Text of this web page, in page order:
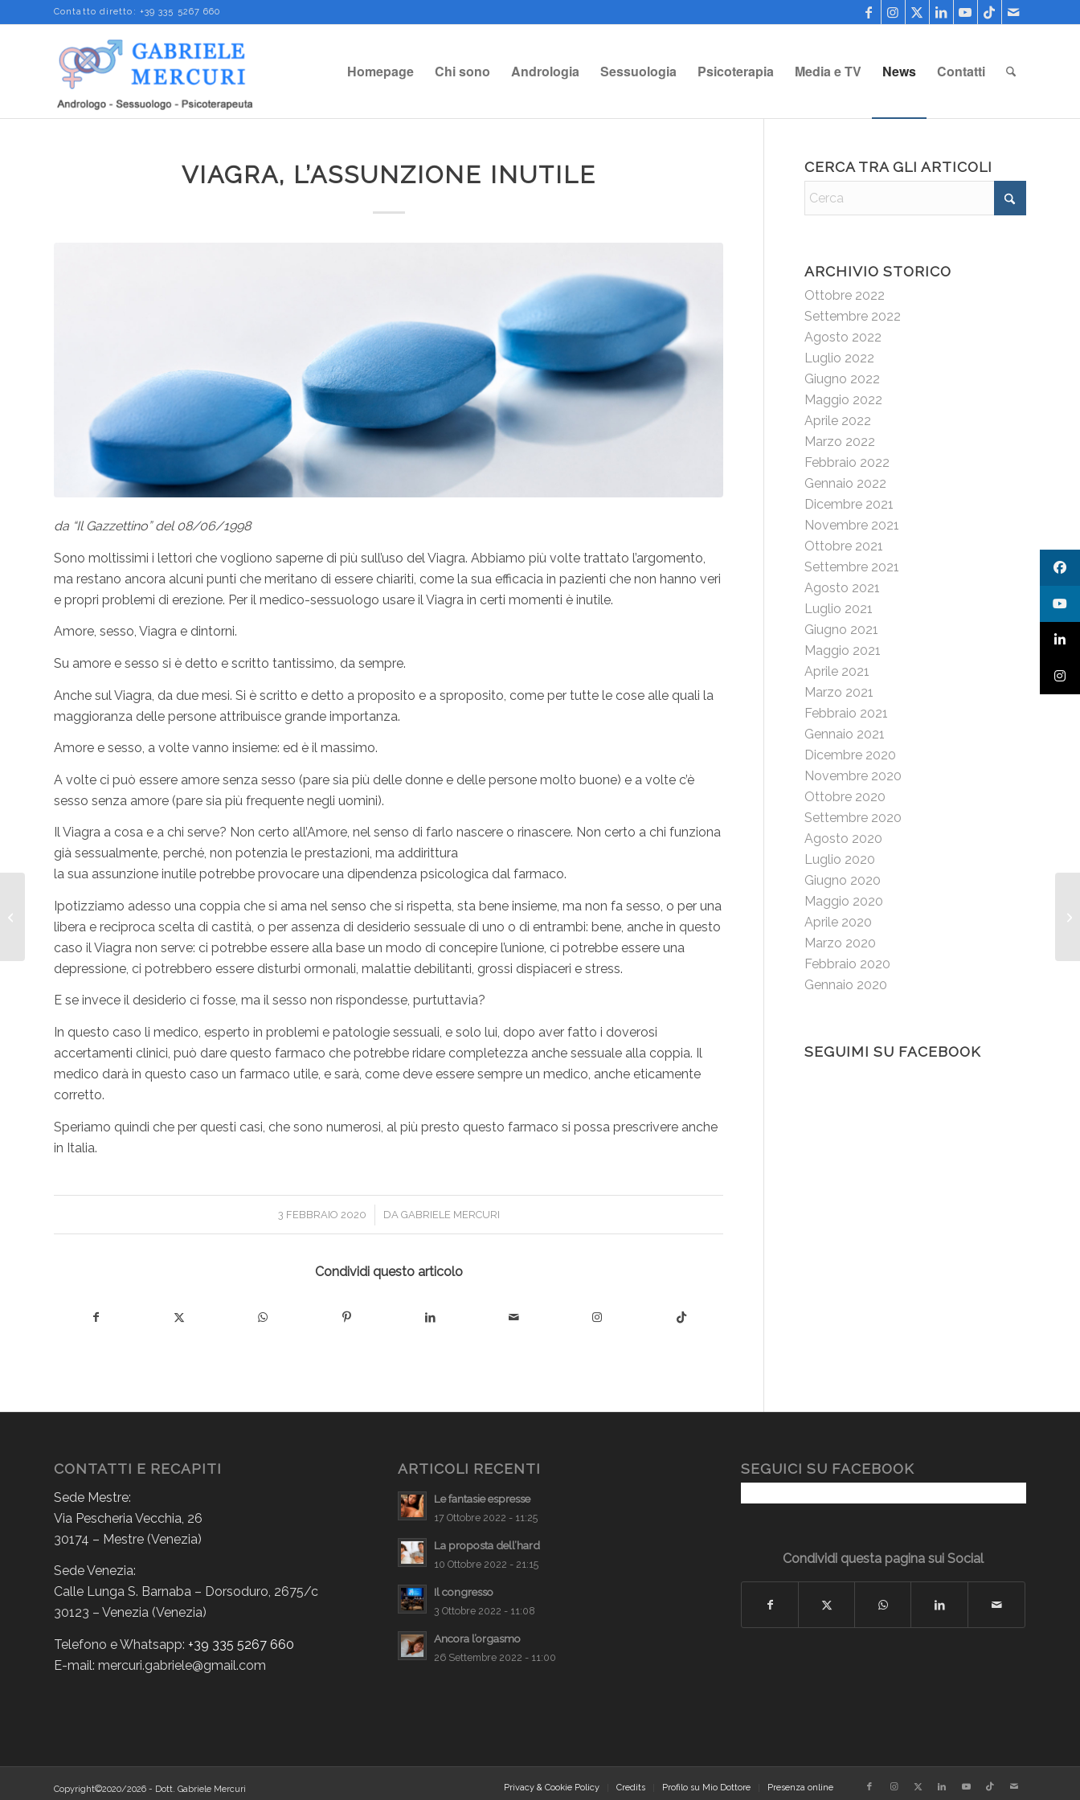
Contatto diretto: +39 335 5267 660
Homepage Chi sono Andrologia Sessuologia Psicoterapia Media e TV News Contatti
VIAGRA, L’ASSUNZIONE INUTILE
da “Il Gazzettino” del 08/06/1998
Sono moltissimi i lettori che vogliono saperne di più sull’uso del Viagra. Abbiamo più volte trattato l’argomento,
ma restano ancora alcuni punti che meritano di essere chiariti, come la sua efficacia in pazienti che non hanno veri
e propri problemi di erezione. Per il medico-sessuologo usare il Viagra in certi momenti è inutile.
Amore, sesso, Viagra e dintorni.
Su amore e sesso si è detto e scritto tantissimo, da sempre.
Anche sul Viagra, da due mesi. Si è scritto e detto a proposito e a sproposito, come per tutte le cose alle quali la
maggioranza delle persone attribuisce grande importanza.
Amore e sesso, a volte vanno insieme: ed è il massimo.
A volte ci può essere amore senza sesso (pare sia più delle donne e delle persone molto buone) e a volte c’è
sesso senza amore (pare sia più frequente negli uomini).
Il Viagra a cosa e a chi serve? Non certo all’Amore, nel senso di farlo nascere o rinascere. Non certo a chi funziona
già sessualmente, perché, non potenzia le prestazioni, ma addirittura
la sua assunzione inutile potrebbe provocare una dipendenza psicologica dal farmaco.
Ipotizziamo adesso una coppia che si ama nel senso che si rispetta, sta bene insieme, ma non fa sesso, o per una
libera e reciproca scelta di castità, o per assenza di desiderio sessuale di uno o di entrambi: bene, anche in questo
caso il Viagra non serve: ci potrebbe essere alla base un modo di concepire l’unione, ci potrebbe essere una
depressione, ci potrebbero essere disturbi ormonali, malattie debilitanti, grossi dispiaceri e stress.
E se invece il desiderio ci fosse, ma il sesso non rispondesse, purtuttavia?
In questo caso li medico, esperto in problemi e patologie sessuali, e solo lui, dopo aver fatto i doverosi
accertamenti clinici, può dare questo farmaco che potrebbe ridare completezza anche sessuale alla coppia. Il
medico darà in questo caso un farmaco utile, e sarà, come deve essere sempre un medico, anche eticamente
corretto.
Speriamo quindi che per questi casi, che sono numerosi, al più presto questo farmaco si possa prescrivere anche
in Italia.
3 FEBBRAIO 2020
/ DA GABRIELE MERCURI
Condividi questo articolo
CERCA TRA GLI ARTICOLI
ARCHIVIO STORICO
Ottobre 2022
Settembre 2022
Agosto 2022
Luglio 2022
Giugno 2022
Maggio 2022
Aprile 2022
Marzo 2022
Febbraio 2022
Gennaio 2022
Dicembre 2021
Novembre 2021
Ottobre 2021
Settembre 2021
Agosto 2021
Luglio 2021
Giugno 2021
Maggio 2021
Aprile 2021
Marzo 2021
Febbraio 2021
Gennaio 2021
Dicembre 2020
Novembre 2020
Ottobre 2020
Settembre 2020
Agosto 2020
Luglio 2020
Giugno 2020
Maggio 2020
Aprile 2020
Marzo 2020
Febbraio 2020
Gennaio 2020
SEGUIMI SU FACEBOOK
CONTATTI E RECAPITI
Sede Mestre:
Via Pescheria Vecchia, 26
30174 – Mestre (Venezia)
Sede Venezia:
Calle Lunga S. Barnaba – Dorsoduro, 2675/c
30123 – Venezia (Venezia)
Telefono e Whatsapp: +39 335 5267 660
E-mail: mercuri.gabriele@gmail.com
ARTICOLI RECENTI
Le fantasie espresse
17 Ottobre 2022 - 11:25
La proposta dell’hard
10 Ottobre 2022 - 21:15
Il congresso
3 Ottobre 2022 - 11:08
Ancora l’orgasmo
26 Settembre 2022 - 11:00
SEGUICI SU FACEBOOK
Condividi questa pagina sui Social
Copyright©2020/2026 - Dott. Gabriele Mercuri Privacy & Cookie Policy Credits Profilo su Mio Dottore Presenza online
Sesso ed età